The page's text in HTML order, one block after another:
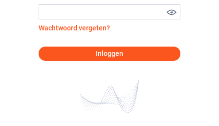
Wachtwoord vergeten?
Inloggen